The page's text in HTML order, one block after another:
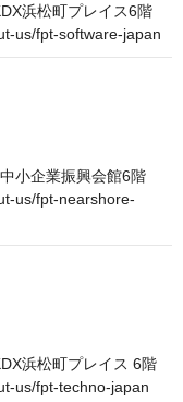
浜松町プレイス6階
us/fpt-software-japan
小企業振興会館6階
us/fpt-nearshore-
浜松町プレイス 6階
us/fpt-techno-japan